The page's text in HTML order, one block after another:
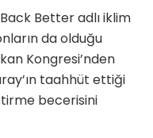
Back Better adlı iklim
da olduğu
Kongresi’nden
taahhüt ettiği
becerisini